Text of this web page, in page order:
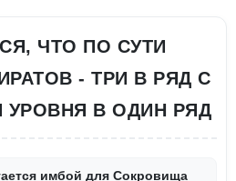
ЧТО ПО СУТИ
- ТРИ В РЯД С
В ОДИН РЯД
имбой для Сокровища